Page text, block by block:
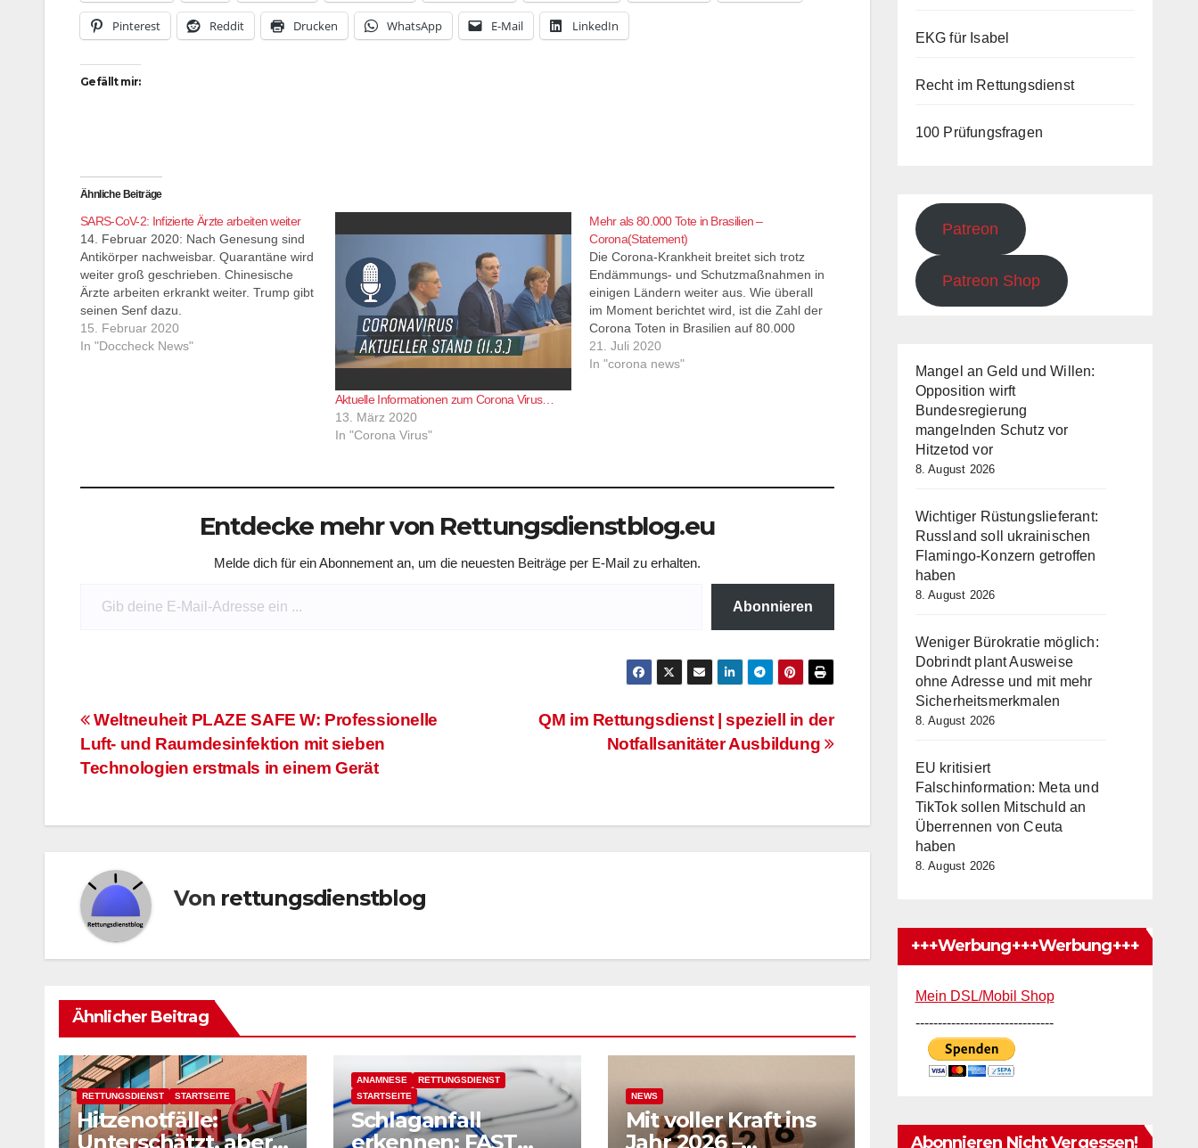
Pinterest Reddit Drucken WhatsApp E-Mail LinkedIn
Gefällt mir:
Ähnliche Beiträge
SARS-CoV-2: Infizierte Ärzte arbeiten weiter
14. Februar 2020: Nach Genesung sind
Antikörper nachweisbar. Quarantäne wird
weiter groß geschrieben. Chinesische
Ärzte arbeiten erkrankt weiter. Trump gibt
seinen Senf dazu.
15. Februar 2020
In "Doccheck News"
Aktuelle Informationen zum Corona Virus…
13. März 2020
In "Corona Virus"
Mehr als 80.000 Tote in Brasilien –
Corona(Statement)
Die Corona-Krankheit breitet sich trotz
Endämmungs- und Schutzmaßnahmen in
einigen Ländern weiter aus. Wie überall
im Moment berichtet wird, ist die Zahl der
Corona Toten in Brasilien auf 80.000
gestiegen. Dies ist wohl eine Zahl die uns
etwas zu denken geben sollte. Nach den
21. Juli 2020
In "corona news"
Entdecke mehr von Rettungsdienstblog.eu
Melde dich für ein Abonnement an, um die neuesten Beiträge per E-Mail zu erhalten.
Abonnieren
Beitragsnavigation
QM im Rettungsdienst | speziell in der
Notfallsanitäter Ausbildung
Weltneuheit PLAZE SAFE W: Professionelle
Luft- und Raumdesinfektion mit sieben
Technologien erstmals in einem Gerät
Von rettungsdienstblog
Ähnlicher Beitrag
RETTUNGSDIENST STARTSEITE
Hitzenotfälle:
Unterschätzt, aber
ANAMNESE
RETTUNGSDIENST
STARTSEITE
Schlaganfall
erkennen: FAST
NEWS
Mit voller Kraft ins
Jahr 2026 –
EKG für Isabel
Recht im Rettungsdienst
100 Prüfungsfragen
Patreon
Patreon Shop
Mangel an Geld und Willen:
Opposition wirft
Bundesregierung
mangelnden Schutz vor
Hitzetod vor
8. August 2026
Wichtiger Rüstungslieferant:
Russland soll ukrainischen
Flamingo-Konzern getroffen
haben
8. August 2026
Weniger Bürokratie möglich:
Dobrindt plant Ausweise
ohne Adresse und mit mehr
Sicherheitsmerkmalen
8. August 2026
EU kritisiert
Falschinformation: Meta und
TikTok sollen Mitschuld an
Überrennen von Ceuta
haben
8. August 2026
+++Werbung+++Werbung+++
Mein DSL/Mobil Shop
-------------------------------
Abonnieren Nicht Vergessen!